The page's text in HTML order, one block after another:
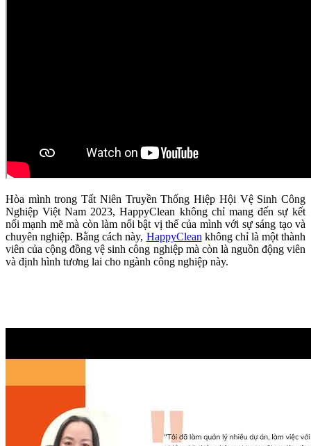
Hòa mình trong Tất Niên Truyền Thống Hiệp Hội Vệ Sinh Công
Nghiệp Việt Nam 2023, HappyClean không chỉ mang đến sự kết
nối mạnh mẽ mà còn làm nổi bật vị thế của mình với sự sáng tạo và
chuyên nghiệp. Bằng cách này, HappyClean không chỉ là một thành
viên của cộng đồng vệ sinh công nghiệp mà còn là nguồn động viên
và định hình tương lai cho ngành công nghiệp này.